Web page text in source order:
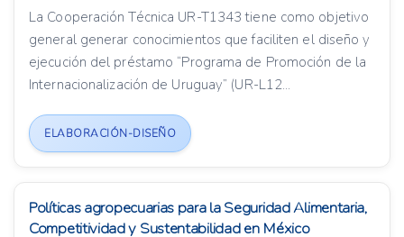
La Cooperación Técnica UR-T1343 tiene como objetivo
general generar conocimientos que faciliten el diseño y
ejecución del préstamo “Programa de Promoción de la
Internacionalización de Uruguay” (UR-L12...
ELABORACIÓN-DISEÑO
Políticas agropecuarias para la Seguridad Alimentaria,
Competitividad y Sustentabilidad en México